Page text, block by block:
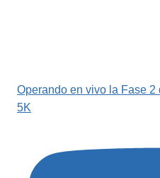
Operando en vivo la Fase
5K